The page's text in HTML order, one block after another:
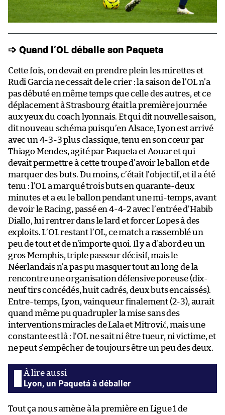
➩ Quand l’OL déballe son Paqueta
Cette fois, on devait en prendre plein les mirettes et
Rudi Garcia ne cessait de le crier : la saison de l’OL n’a
pas débuté en même temps que celle des autres, et ce
déplacement à Strasbourg était la première journée
aux yeux du coach lyonnais. Et qui dit nouvelle saison,
dit nouveau schéma puisqu’en Alsace, Lyon est arrivé
avec un 4-3-3 plus classique, tenu en son cœur par
Thiago Mendes, agité par Paqueta et Aouar et qui
devait permettre à cette troupe d’avoir le ballon et de
marquer des buts. Du moins, c’était l’objectif, et il a été
tenu : l’OL a marqué trois buts en quarante-deux
minutes et a eu le ballon pendant une mi-temps, avant
de voir le Racing, passé en 4-4-2 avec l’entrée d’Habib
Diallo, lui rentrer dans le lard et forcer Lopes à des
exploits. L’OL restant l’OL, ce match a rassemblé un
peu de tout et de n’importe quoi. Il y a d’abord eu un
gros Memphis, triple passeur décisif, mais le
Néerlandais n’a pas pu masquer tout au long de la
rencontre une organisation défensive poreuse (dix-
neuf tirs concédés, huit cadrés, deux buts encaissés).
Entre-temps, Lyon, vainqueur finalement (2-3), aurait
quand même pu quadrupler la mise sans des
interventions miracles de Lala et Mitrović, mais une
constante est là : l’OL ne sait ni être tueur, ni victime, et
ne peut s’empêcher de toujours être un peu des deux.
Lyon, un Paquetá à déballer
Tout ça nous amène à la première en Ligue 1 de